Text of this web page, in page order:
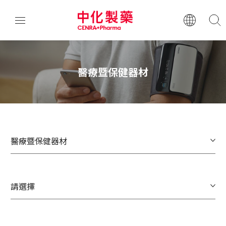
醫療暨保健器材
醫療暨保健器材
請選擇